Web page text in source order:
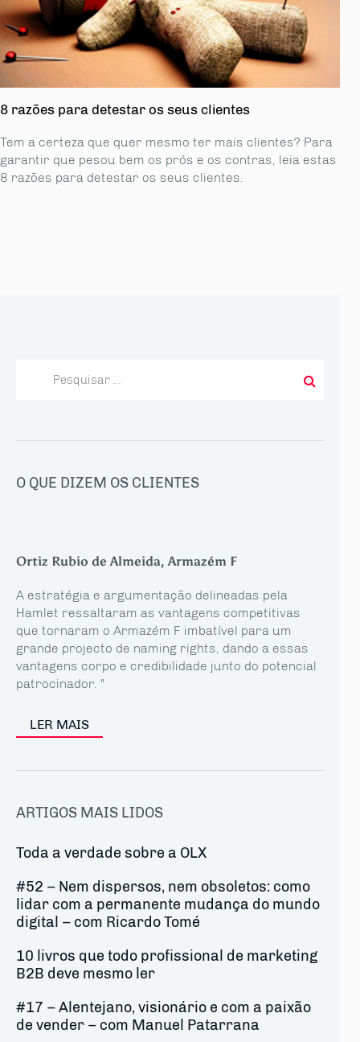
8 razões para detestar os seus clientes
Tem a certeza que quer mesmo ter mais clientes? Para
garantir que pesou bem os prós e os contras, leia estas
8 razões para detestar os seus clientes.
O QUE DIZEM OS CLIENTES
Ortiz Rubio de Almeida, Armazém F
A estratégia e argumentação delineadas pela
Hamlet ressaltaram as vantagens competitivas
que tornaram o Armazém F imbatível para um
grande projecto de naming rights, dando a essas
vantagens corpo e credibilidade junto do potencial
patrocinador. "
LER MAIS
ARTIGOS MAIS LIDOS
Toda a verdade sobre a OLX
#52 – Nem dispersos, nem obsoletos: como
lidar com a permanente mudança do mundo
digital – com Ricardo Tomé
10 livros que todo profissional de marketing
B2B deve mesmo ler
#17 – Alentejano, visionário e com a paixão
de vender – com Manuel Patarrana